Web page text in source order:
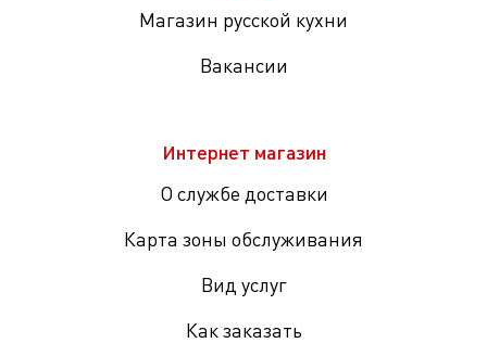
Магазин русской кухни
Вакансии
Интернет магазин
О службе доставки
Карта зоны обслуживания
Вид услуг
Как заказать